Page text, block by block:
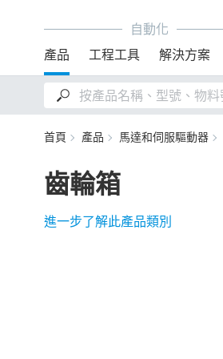
自動化
產品
工程工具 解決方案
首頁 產品 馬達和伺服驅動器
齒輪箱
進一步了解此產品類別